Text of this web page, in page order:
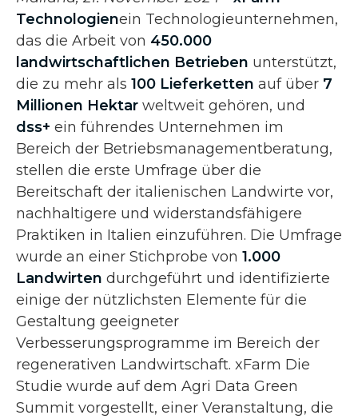
Technologienein Technologieunternehmen,
das die Arbeit von 450.000
landwirtschaftlichen Betrieben unterstützt,
die zu mehr als 100 Lieferketten auf über 7
Millionen Hektar weltweit gehören, und
dss+ ein führendes Unternehmen im
Bereich der Betriebsmanagementberatung,
stellen die erste Umfrage über die
Bereitschaft der italienischen Landwirte vor,
nachhaltigere und widerstandsfähigere
Praktiken in Italien einzuführen. Die Umfrage
wurde an einer Stichprobe von 1.000
Landwirten durchgeführt und identifizierte
einige der nützlichsten Elemente für die
Gestaltung geeigneter
Verbesserungsprogramme im Bereich der
regenerativen Landwirtschaft. xFarm Die
Studie wurde auf dem Agri Data Green
Summit vorgestellt, einer Veranstaltung, die